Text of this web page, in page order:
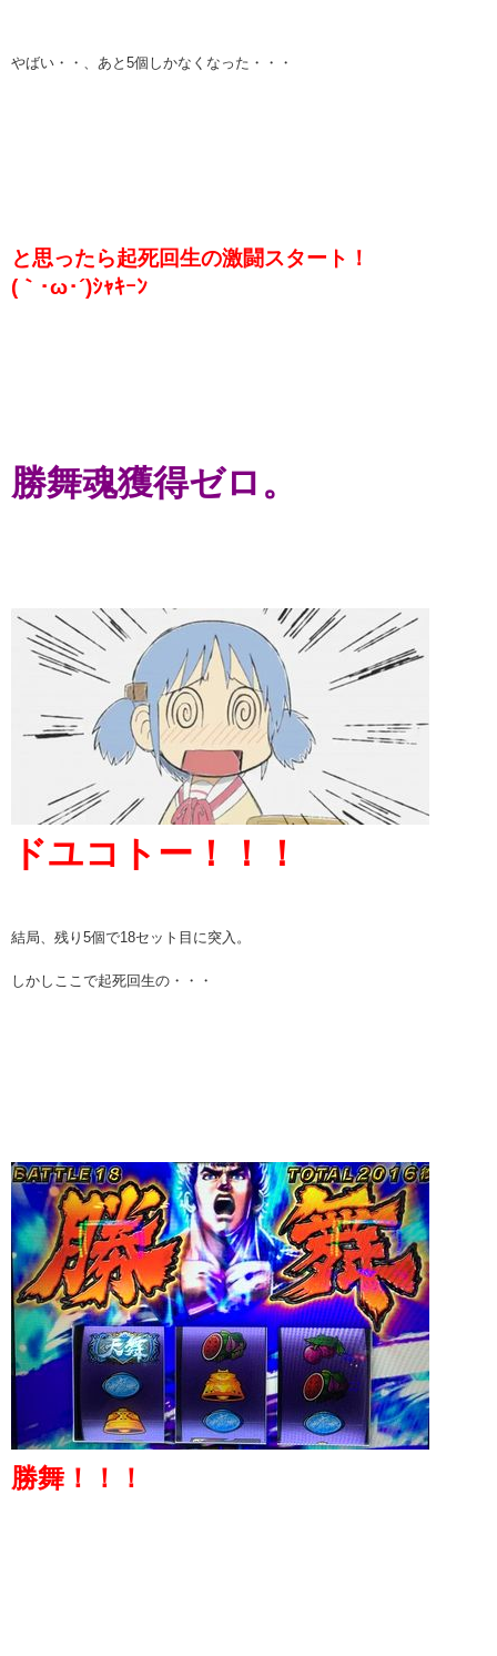
やばい・・、あと5個しかなくなった・・・
と思ったら起死回生の激闘スタート！
(｀･ω･´)ｼｬｷｰﾝ
勝舞魂獲得ゼロ。
ドユコトー！！！
結局、残り5個で18セット目に突入。
しかしここで起死回生の・・・
勝舞！！！